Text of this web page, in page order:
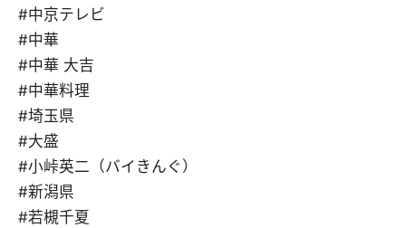
#中京テレビ
#中華
#中華 大吉
#中華料理
#埼玉県
#大盛
#小峠英二（バイきんぐ）
#新潟県
#若槻千夏